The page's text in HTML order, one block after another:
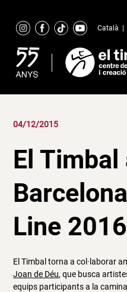
content
Català
04/12/2015
El Timbal
Line 2016
El Timbal torna a col·laborar
Joan de Déu, que busca
equips participants a la